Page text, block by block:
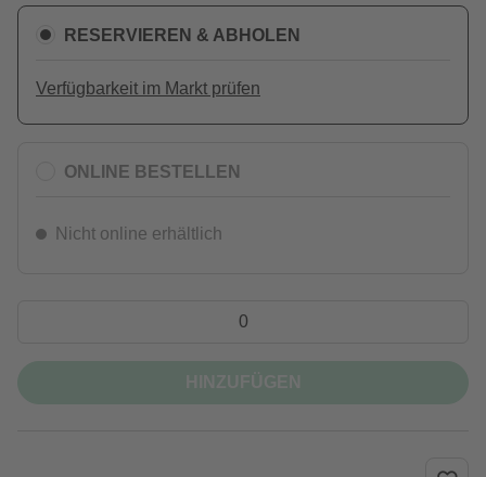
RESERVIEREN & ABHOLEN
Verfügbarkeit im Markt prüfen
ONLINE BESTELLEN
Nicht online erhältlich